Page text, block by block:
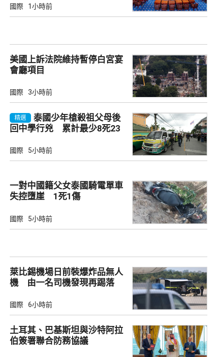
國際 1小時前
美國上訴法院維持暫停白宮宴
會廳項目
國際 3小時前
精選
泰國少年槍殺祖父母後
回中學行兇 累計最少8死23
國際 5小時前
一對中國籍父女泰國騎電單車
失控墮崖 1死1傷
國際 5小時前
萊比錫機場日前裝爆炸品無人
機 由一名司機發現再踢落
國際 6小時前
土耳其、巴基斯坦與沙特阿拉
伯簽署聯合防務協議